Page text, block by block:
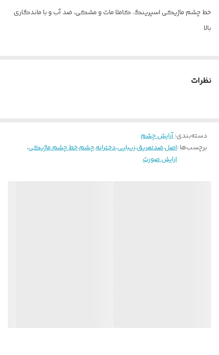
خط چشم ماژیکی اسپرینگ، کاملا مات و مشکی، ضد آب و با ماندگاری
بالا
نظرات
دسته‌بندی:آرایش چشم
برچسب‌ها :اصل،ضدتعریق،زیبایی،دخترانه،چشم،خط چشم ماژیکی،
ارایش صورت